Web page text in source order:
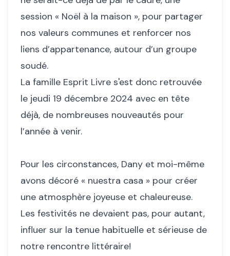
session « Noël à la maison », pour partager
nos valeurs communes et renforcer nos
liens d’appartenance, autour d’un groupe
soudé.
La famille Esprit Livre s'est donc retrouvée
le jeudi 19 décembre 2024 avec en tête
déjà, de nombreuses nouveautés pour
l’année à venir.
Pour les circonstances, Dany et moi-même
avons décoré « nuestra casa » pour créer
une atmosphère joyeuse et chaleureuse.
Les festivités ne devaient pas, pour autant,
influer sur la tenue habituelle et sérieuse de
notre rencontre littéraire!